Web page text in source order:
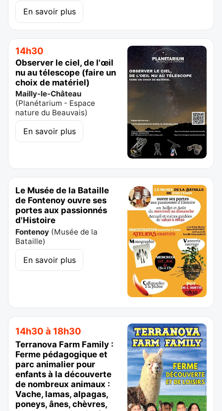
En savoir plus
14h30
Observer le ciel, de l'œil
nu au télescope (faire un
choix de matériel)
Mailly-le-Château
(Planétarium - Espace
nature du Beauvais)
En savoir plus
Le Musée de la Bataille
de Fontenoy ouvre ses
portes aux passionnés
d'Histoire
Fontenoy (Musée de la
Bataille)
En savoir plus
14h30 à 18h30
Terranova Farm Family :
Ferme pédagogique et
parc animalier pour
enfants à la découverte
de nombreux animaux :
Vache, lamas, alpagas,
poneys, ânes, chèvres,